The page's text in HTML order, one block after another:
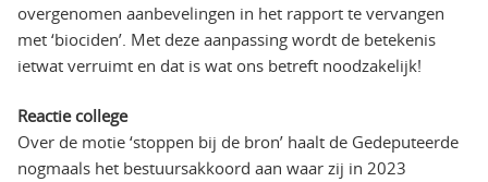
overgenomen aanbevelingen in het rapport te vervangen
met ‘biociden’. Met deze aanpassing wordt de betekenis
ietwat verruimt en dat is wat ons betreft noodzakelijk!
Reactie college
Over de motie ‘stoppen bij de bron’ haalt de Gedeputeerde
nogmaals het bestuursakkoord aan waar zij in 2023